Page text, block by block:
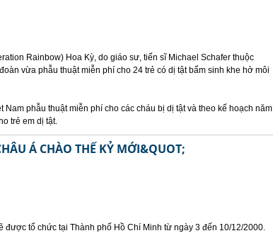
Rainbow) Hoa Kỳ, do giáo sư, tiến sĩ Michael Schafer thuộc
vừa phẫu thuật miễn phí cho 24 trẻ có dị tật bẩm sinh khe hở môi
phẫu thuật miễn phí cho các cháu bị dị tật và theo kế hoạch năm
trẻ em dị tật.
Á CHÀO THẾ KỶ MỚI&QUOT;
được tổ chức tại Thành phố Hồ Chí Minh từ ngày 3 đến 10/12/2000.